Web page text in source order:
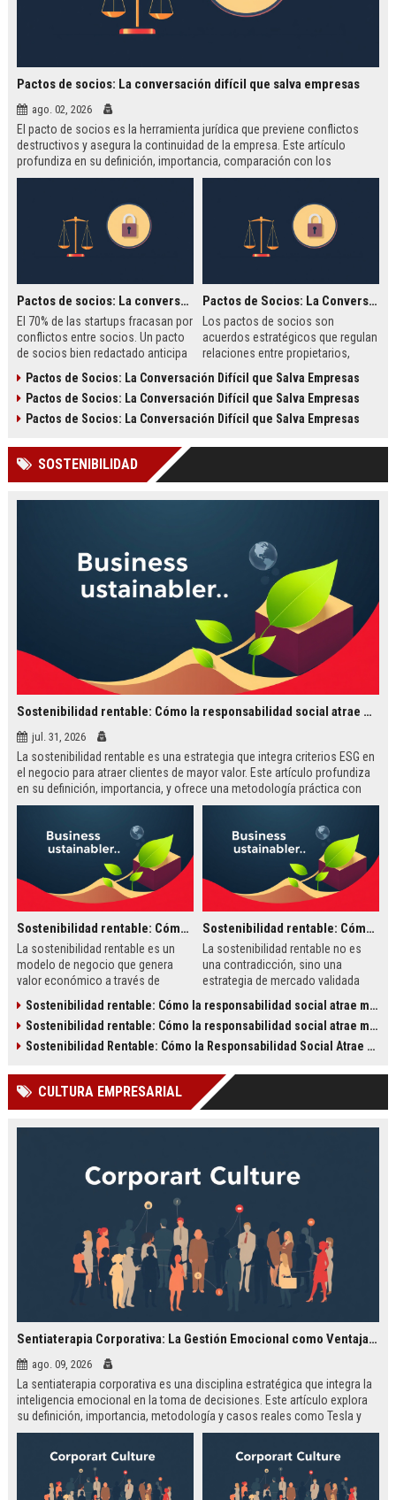
Pactos de socios: La conversación difícil que salva empresas
ago. 02, 2026
El pacto de socios es la herramienta jurídica que previene conflictos
destructivos y asegura la continuidad de la empresa. Este artículo
profundiza en su definición, importancia, comparación con los
estatutos, metodología de elaboración y casos reales como WeWork y
Pactos de socios: La conversación difícil que salva empresas
El 70% de las startups fracasan por
conflictos entre socios. Un pacto
de socios bien redactado anticipa
gobierno, evitando batallas legales
que paralizan la empresa. Incluye
tabla comparativa, metodología y
Pactos de Socios: La Conversación Difícil que Salva Empresas
Los pactos de socios son
acuerdos estratégicos que regulan
relaciones entre propietarios,
salvaguardando la continuidad
empresarial mediante reglas claras
y mecanismos de resolución.
Pactos de Socios: La Conversación Difícil que Salva Empresas
Pactos de Socios: La Conversación Difícil que Salva Empresas
Pactos de Socios: La Conversación Difícil que Salva Empresas
SOSTENIBILIDAD
Sostenibilidad rentable: Cómo la responsabilidad social atrae mejores clientes
jul. 31, 2026
La sostenibilidad rentable es una estrategia que integra criterios ESG en
el negocio para atraer clientes de mayor valor. Este artículo profundiza
en su definición, importancia, y ofrece una metodología práctica con
ejemplos reales de empresas que han convertido la responsabilidad
Sostenibilidad rentable: Cómo la responsabilidad social atrae mejores clientes
La sostenibilidad rentable es un
modelo de negocio que genera
valor económico a través de
clientes leales, reduce costos y
mejora la reputación. Este artículo
explora cómo implementarla y qué
Sostenibilidad rentable: Cómo la responsabilidad social atrae mejores clientes
La sostenibilidad rentable no es
una contradicción, sino una
estrategia de mercado validada
leales y menos sensibles al precio.
Descubre cómo integrar criterios
ESG en tu negocio para generar
rentabilidad.
Sostenibilidad rentable: Cómo la responsabilidad social atrae mejores clientes
Sostenibilidad rentable: Cómo la responsabilidad social atrae mejores clientes
Sostenibilidad Rentable: Cómo la Responsabilidad Social Atrae Clientes de Mayor Valor
CULTURA EMPRESARIAL
Sentiaterapia Corporativa: La Gestión Emocional como Ventaja Competitiva en la Toma de Decisiones
ago. 09, 2026
La sentiaterapia corporativa es una disciplina estratégica que integra la
inteligencia emocional en la toma de decisiones. Este artículo explora
su definición, importancia, metodología y casos reales como Tesla y
Google, mostrando cómo gestionar las emociones puede convertirse
en una ventaja competitiva.